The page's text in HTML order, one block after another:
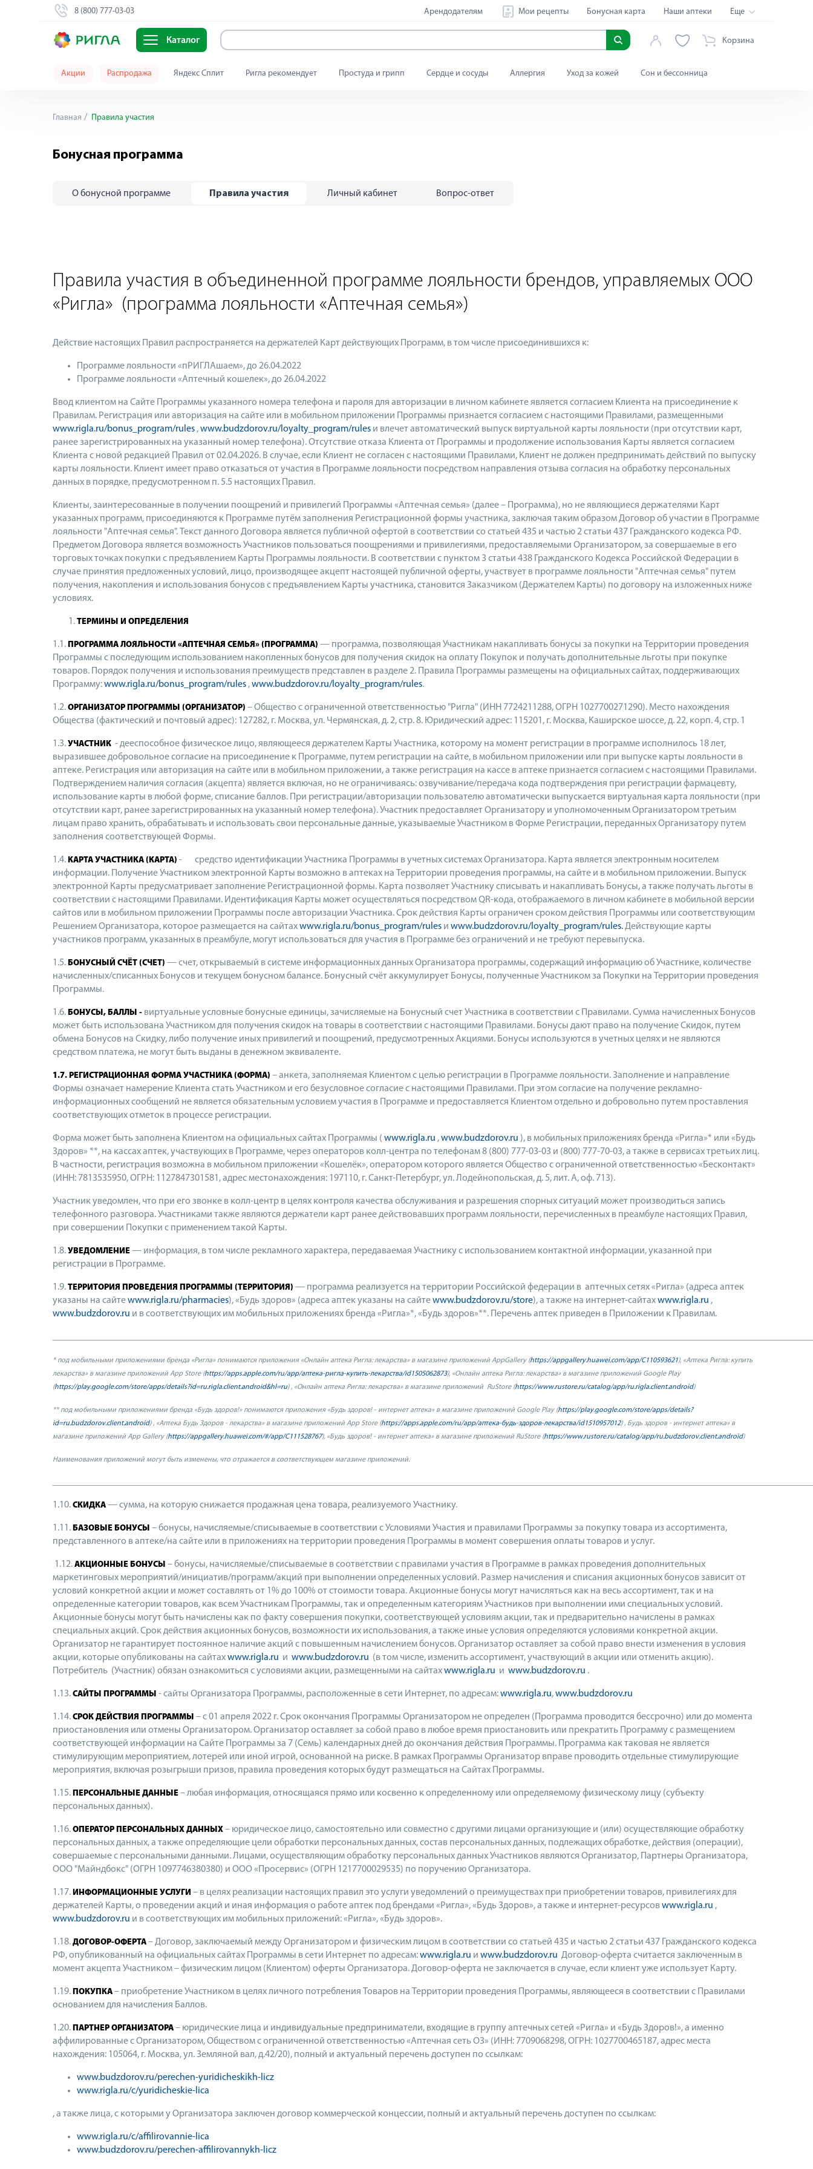
8 (800) 777-03-03 Арендодателям Мои рецепты Бонусная карта Наши аптеки Еще
Каталог Корзина
Акции Распродажа Яндекс Сплит Ригла рекомендует Простуда и грипп Сердце и сосуды Аллергия Уход за кожей Сон и бессонница
Главная Правила участия
Бонусная программа
О бонусной программе Правила участия Личный кабинет Вопрос-ответ
Правила участия в объединенной программе лояльности брендов, управляемых ООО
«Ригла» (программа лояльности «Аптечная семья»)
Действие настоящих Правил распространяется на держателей Карт действующих Программ, в том числе присоединившихся к:
Программе лояльности «пРИГЛАшаем», до 26.04.2022
Программе лояльности «Аптечный кошелек», до 26.04.2022
Ввод клиентом на Сайте Программы указанного номера телефона и пароля для авторизации в личном кабинете является согласием Клиента на присоединение к
Правилам. Регистрация или авторизация на сайте или в мобильном приложении Программы признается согласием с настоящими Правилами, размещенными
www.rigla.ru/bonus_program/rules ,www.budzdorov.ru/loyalty_program/rules и влечет автоматический выпуск виртуальной карты лояльности (при отсутствии карт,
ранее зарегистрированных на указанный номер телефона). Отсутствие отказа Клиента от Программы и продолжение использования Карты является согласием
Клиента с новой редакцией Правил от 02.04.2026. В случае, если Клиент не согласен с настоящими Правилами, Клиент не должен предпринимать действий по выпуску
карты лояльности. Клиент имеет право отказаться от участия в Программе лояльности посредством направления отзыва согласия на обработку персональных
данных в порядке, предусмотренном п. 5.5 настоящих Правил.
Клиенты, заинтересованные в получении поощрений и привилегий Программы «Аптечная семья» (далее – Программа), но не являющиеся держателями Карт
указанных программ, присоединяются к Программе путём заполнения Регистрационной формы участника, заключая таким образом Договор об участии в Программе
лояльности "Аптечная семья". Текст данного Договора является публичной офертой в соответствии со статьей 435 и частью 2 статьи 437 Гражданского кодекса РФ.
Предметом Договора является возможность Участников пользоваться поощрениями и привилегиями, предоставляемыми Организатором, за совершаемые в его
торговых точках покупки с предъявлением Карты Программы лояльности. В соответствии с пунктом 3 статьи 438 Гражданского Кодекса Российской Федерации в
случае принятия предложенных условий, лицо, производящее акцепт настоящей публичной оферты, участвует в программе лояльности "Аптечная семья" путем
получения, накопления и использования бонусов с предъявлением Карты участника, становится Заказчиком (Держателем Карты) по договору на изложенных ниже
условиях.
ТЕРМИНЫ И ОПРЕДЕЛЕНИЯ
1.1. ПРОГРАММА ЛОЯЛЬНОСТИ «АПТЕЧНАЯ СЕМЬЯ» (ПРОГРАММА) — программа, позволяющая Участникам накапливать бонусы за покупки на Территории проведения
Программы с последующим использованием накопленных бонусов для получения скидок на оплату Покупок и получать дополнительные льготы при покупке
товаров. Порядок получения и использования преимуществ представлен в разделе 2. Правила Программы размещены на официальных сайтах, поддерживающих
Программу:www.rigla.ru/bonus_program/rules ,www.budzdorov.ru/loyalty_program/rules.
1.2. ОРГАНИЗАТОР ПРОГРАММЫ (ОРГАНИЗАТОР) – Общество с ограниченной ответственностью "Ригла" (ИНН 7724211288, ОГРН 1027700271290). Место нахождения
Общества (фактический и почтовый адрес): 127282, г. Москва, ул. Чермянская, д. 2, стр. 8. Юридический адрес: 115201, г. Москва, Каширское шоссе, д. 22, корп. 4, стр. 1
1.3. УЧАСТНИК - дееспособное физическое лицо, являющееся держателем Карты Участника, которому на момент регистрации в программе исполнилось 18 лет,
выразившее добровольное согласие на присоединение к Программе, путем регистрации на сайте, в мобильном приложении или при выпуске карты лояльности в
аптеке. Регистрация или авторизация на сайте или в мобильном приложении, а также регистрация на кассе в аптеке признается согласием с настоящими Правилами.
Подтверждением наличия согласия (акцепта) является включая, но не ограничиваясь: озвучивание/передача кода подтверждения при регистрации фармацевту,
использование карты в любой форме, списание баллов. При регистрации/авторизации пользователю автоматически выпускается виртуальная карта лояльности (при
отсутствии карт, ранее зарегистрированных на указанный номер телефона). Участник предоставляет Организатору и уполномоченным Организатором третьим
лицам право хранить, обрабатывать и использовать свои персональные данные, указываемые Участником в Форме Регистрации, переданных Организатору путем
заполнения соответствующей Формы.
1.4. КАРТА УЧАСТНИКА (КАРТА) - средство идентификации Участника Программы в учетных системах Организатора. Карта является электронным носителем
информации. Получение Участником электронной Карты возможно в аптеках на Территории проведения программы, на сайте и в мобильном приложении. Выпуск
электронной Карты предусматривает заполнение Регистрационной формы. Карта позволяет Участнику списывать и накапливать Бонусы, а также получать льготы в
соответствии с настоящими Правилами. Идентификация Карты может осуществляться посредством QR-кода, отображаемого в личном кабинете в мобильной версии
сайтов или в мобильном приложении Программы после авторизации Участника. Срок действия Карты ограничен сроком действия Программы или соответствующим
Решением Организатора, которое размещается на сайтахwww.rigla.ru/bonus_program/rules и www.budzdorov.ru/loyalty_program/rules.Действующие карты
участников программ, указанных в преамбуле, могут использоваться для участия в Программе без ограничений и не требуют перевыпуска.
1.5. БОНУСНЫЙ СЧЁТ (СЧЕТ) — счет, открываемый в системе информационных данных Организатора программы, содержащий информацию об Участнике, количестве
начисленных/списанных Бонусов и текущем бонусном балансе. Бонусный счёт аккумулирует Бонусы, полученные Участником за Покупки на Территории проведения
Программы.
1.6. БОНУСЫ, БАЛЛЫ - виртуальные условные бонусные единицы, зачисляемые на Бонусный счет Участника в соответствии с Правилами. Сумма начисленных Бонусов
может быть использована Участником для получения скидок на товары в соответствии с настоящими Правилами. Бонусы дают право на получение Скидок, путем
обмена Бонусов на Скидку, либо получение иных привилегий и поощрений, предусмотренных Акциями. Бонусы используются в учетных целях и не являются
средством платежа, не могут быть выданы в денежном эквиваленте.
1.7. РЕГИСТРАЦИОННАЯ ФОРМА УЧАСТНИКА (ФОРМА) – анкета, заполняемая Клиентом с целью регистрации в Программе лояльности. Заполнение и направление
Формы означает намерение Клиента стать Участником и его безусловное согласие с настоящими Правилами. При этом согласие на получение рекламно-
информационных сообщений не является обязательным условием участия в Программе и предоставляется Клиентом отдельно и добровольно путем проставления
соответствующих отметок в процессе регистрации.
Форма может быть заполнена Клиентом на официальных сайтах Программы ( www.rigla.ru ,www.budzdorov.ru ), в мобильных приложениях бренда «Ригла»* или «Будь
Здоров» **, на кассах аптек, участвующих в Программе, через операторов колл-центра по телефонам 8 (800) 777-03-03 и (800) 777-70-03, а также в сервисах третьих лиц.
В частности, регистрация возможна в мобильном приложении «Кошелёк», оператором которого является Общество с ограниченной ответственностью «Бесконтакт»
(ИНН: 7813535950, ОГРН: 1127847301581, адрес местонахождения: 197110, г. Санкт-Петербург, ул. Лодейнопольская, д. 5, лит. А, оф. 713).
Участник уведомлен, что при его звонке в колл-центр в целях контроля качества обслуживания и разрешения спорных ситуаций может производиться запись
телефонного разговора. Участниками также являются держатели карт ранее действовавших программ лояльности, перечисленных в преамбуле настоящих Правил,
при совершении Покупки с применением такой Карты.
1.8. УВЕДОМЛЕНИЕ — информация, в том числе рекламного характера, передаваемая Участнику с использованием контактной информации, указанной при
регистрации в Программе.
1.9. ТЕРРИТОРИЯ ПРОВЕДЕНИЯ ПРОГРАММЫ (ТЕРРИТОРИЯ) — программа реализуется на территории Российской федерации в аптечных сетях «Ригла» (адреса аптек
указаны на сайтеwww.rigla.ru/pharmacies), «Будь здоров» (адреса аптек указаны на сайтеwww.budzdorov.ru/store), а также на интернет-сайтахwww.rigla.ru ,
www.budzdorov.ru и в соответствующих им мобильных приложениях бренда «Ригла»*, «Будь здоров»**. Перечень аптек приведен в Приложении к Правилам.
* под мобильными приложениями бренда «Ригла» понимаются приложения «Онлайн аптека Ригла: лекарства» в магазине приложений AppGallery(https://appgallery.huawei.com/app/C110593621), «Аптека Ригла: купить
лекарства» в магазине приложений App Store(https://apps.apple.com/ru/app/аптека-ригла-купить-лекарства/id1505062873), «Онлайн аптека Ригла: лекарства» в магазине приложений Google Play
(https://play.google.com/store/apps/details?id=ru.rigla.client.android&hl=ru) , «Онлайн аптека Ригла: лекарства» в магазине приложений RuStore(https://www.rustore.ru/catalog/app/ru.rigla.client.android)
** под мобильными приложениями бренда «Будь здоров!» понимаются приложения «Будь здоров! - интернет аптека» в магазине приложений Google Play(https://play.google.com/store/apps/details?
id=ru.budzdorov.client.android) , «Аптека Будь Здоров - лекарства» в магазине приложений App Store(https://apps.apple.com/ru/app/аптека-будь-здоров-лекарства/id1510957012) , Будь здоров - интернет аптека» в
магазине приложений App Gallery(https://appgallery.huawei.com/#/app/C111528767), «Будь здоров! - интернет аптека» в магазине приложений RuStore(https://www.rustore.ru/catalog/app/ru.budzdorov.client.android)
Наименования приложений могут быть изменены, что отражается в соответствующем магазине приложений.
1.10. СКИДКА — сумма, на которую снижается продажная цена товара, реализуемого Участнику.
1.11. БАЗОВЫЕ БОНУСЫ – бонусы, начисляемые/списываемые в соответствии с Условиями Участия и правилами Программы за покупку товара из ассортимента,
представленного в аптеке/на сайте или в приложениях на территории проведения Программы в момент совершения оплаты товаров и услуг.
1.12. АКЦИОННЫЕ БОНУСЫ – бонусы, начисляемые/списываемые в соответствии с правилами участия в Программе в рамках проведения дополнительных
маркетинговых мероприятий/инициатив/программ/акций при выполнении определенных условий. Размер начисления и списания акционных бонусов зависит от
условий конкретной акции и может составлять от 1% до 100% от стоимости товара. Акционные бонусы могут начисляться как на весь ассортимент, так и на
определенные категории товаров, как всем Участникам Программы, так и определенным категориям Участников при выполнении ими специальных условий.
Акционные бонусы могут быть начислены как по факту совершения покупки, соответствующей условиям акции, так и предварительно начислены в рамках
специальных акций. Срок действия акционных бонусов, возможности их использования, а также иные условия определяются условиями конкретной акции.
Организатор не гарантирует постоянное наличие акций с повышенным начислением бонусов. Организатор оставляет за собой право внести изменения в условия
акции, которые опубликованы на сайтахwww.rigla.ru и www.budzdorov.ru (в том числе, изменить ассортимент, участвующий в акции или отменить акцию).
Потребитель (Участник) обязан ознакомиться с условиями акции, размещенными на сайтахwww.rigla.ru и www.budzdorov.ru .
1.13. САЙТЫ ПРОГРАММЫ - сайты Организатора Программы, расположенные в сети Интернет, по адресам:www.rigla.ru,www.budzdorov.ru
1.14. СРОК ДЕЙСТВИЯ ПРОГРАММЫ – с 01 апреля 2022 г. Срок окончания Программы Организатором не определен (Программа проводится бессрочно) или до момента
приостановления или отмены Организатором. Организатор оставляет за собой право в любое время приостановить или прекратить Программу с размещением
соответствующей информации на Сайте Программы за 7 (Семь) календарных дней до окончания действия Программы. Программа как таковая не является
стимулирующим мероприятием, лотерей или иной игрой, основанной на риске. В рамках Программы Организатор вправе проводить отдельные стимулирующие
мероприятия, включая розыгрыши призов, правила проведения которых будут размещаться на Сайтах Программы.
1.15. ПЕРСОНАЛЬНЫЕ ДАННЫЕ – любая информация, относящаяся прямо или косвенно к определенному или определяемому физическому лицу (субъекту
персональных данных).
1.16. ОПЕРАТОР ПЕРСОНАЛЬНЫХ ДАННЫХ – юридическое лицо, самостоятельно или совместно с другими лицами организующие и (или) осуществляющие обработку
персональных данных, а также определяющие цели обработки персональных данных, состав персональных данных, подлежащих обработке, действия (операции),
совершаемые с персональными данными. Лицами, осуществляющим обработку персональных данных Участников являются Организатор, Партнеры Организатора,
ООО "Майндбокс" (ОГРН 1097746380380) и ООО «Просервис» (ОГРН 1217700029535) по поручению Организатора.
1.17. ИНФОРМАЦИОННЫЕ УСЛУГИ – в целях реализации настоящих правил это услуги уведомлений о преимуществах при приобретении товаров, привилегиях для
держателей Карты, о проведении акций и иная информация о работе аптек под брендами «Ригла», «Будь Здоров», а также и интернет-ресурсовwww.rigla.ru ,
www.budzdorov.ru и в соответствующих им мобильных приложений: «Ригла», «Будь здоров».
1.18. ДОГОВОР-ОФЕРТА – Договор, заключаемый между Организатором и физическим лицом в соответствии со статьей 435 и частью 2 статьи 437 Гражданского кодекса
РФ, опубликованный на официальных сайтах Программы в сети Интернет по адресам:www.rigla.ru и www.budzdorov.ru Договор-оферта считается заключенным в
момент акцепта Участником – физическим лицом (Клиентом) оферты Организатора. Договор-оферта не заключается в случае, если клиент уже использует Карту.
1.19. ПОКУПКА – приобретение Участником в целях личного потребления Товаров на Территории проведения Программы, являющееся в соответствии с Правилами
основанием для начисления Баллов.
1.20. ПАРТНЕР ОРГАНИЗАТОРА – юридические лица и индивидуальные предприниматели, входящие в группу аптечных сетей «Ригла» и «Будь Здоров!», а именно
аффилированные с Организатором, Обществом с ограниченной ответственностью «Аптечная сеть О3» (ИНН: 7709068298, ОГРН: 1027700465187, адрес места
нахождения: 105064, г. Москва, ул. Земляной вал, д.42/20), полный и актуальный перечень доступен по ссылкам:
www.budzdorov.ru/perechen-yuridicheskikh-licz
www.rigla.ru/c/yuridicheskie-lica
, а также лица, с которыми у Организатора заключен договор коммерческой концессии, полный и актуальный перечень доступен по ссылкам:
www.rigla.ru/c/affilirovannie-lica
www.budzdorov.ru/perechen-affilirovannykh-licz